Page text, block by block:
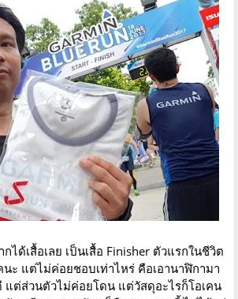
ได้เสื้อเลย เป็นเสื้อ Finisher ตัวแรกในชีวิต
ะ แต่ไม่ค่อยชอบเท่าไหร่ คือเอานาฬิกามา
ต่ส่วนตัวไม่ค่อยโดน แต่วัสดุอะไรก็โอเคน